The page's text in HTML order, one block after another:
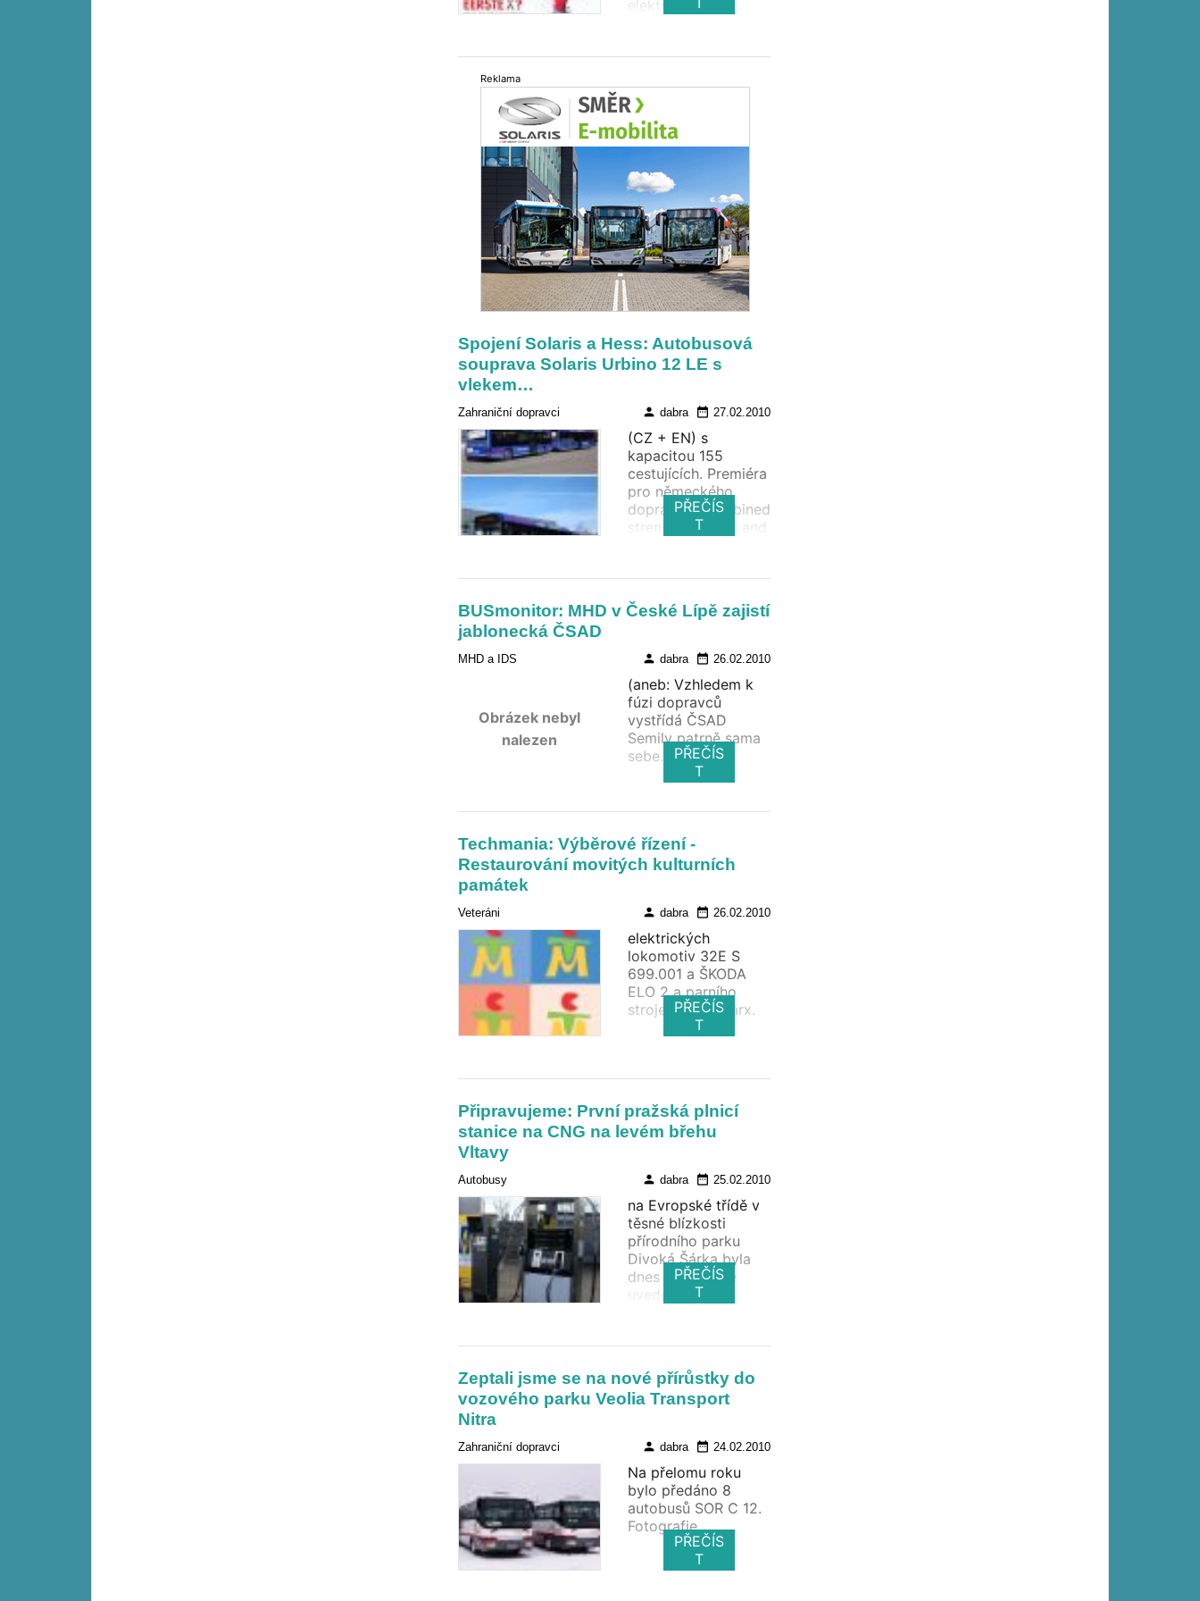
dodávku autobusů přímo pro
elektropohonem.
Reklama
Spojení Solaris a Hess: Autobusová
souprava Solaris Urbino 12 LE s
vlekem…
Zahraniční dopravci person dabra date_range 27.02.2010
(CZ + EN) s
kapacitou 155
cestujících. Premiéra
pro německého
dopravce.(Combined
strength: Solaris and
Verkehrsgesellschaft
Kirchweihtal)
PŘEČÍS
T
BUSmonitor: MHD v České Lípě zajistí
jablonecká ČSAD
MHD a IDS person dabra date_range 26.02.2010
Obrázek nebyl
nalezen
(aneb: Vzhledem k
fúzi dopravců
vystřídá ČSAD
Semily patrně sama
sebe.)
PŘEČÍS
T
Techmania: Výběrové řízení -
Restaurování movitých kulturních
památek
Veteráni person dabra date_range 26.02.2010
elektrických
lokomotiv 32E S
699.001 a ŠKODA
ELO 2 a parního
stroje Škoda Marx.
PŘEČÍS
T
Připravujeme: První pražská plnicí
stanice na CNG na levém břehu
Vltavy
Autobusy person dabra date_range 25.02.2010
na Evropské třídě v
těsné blízkosti
přírodního parku
Divoká Šárka byla
dnes slavnostně
uvedena do
PŘEČÍS
T
Zeptali jsme se na nové přírůstky do
vozového parku Veolia Transport
Nitra
Zahraniční dopravci person dabra date_range 24.02.2010
Na přelomu roku
bylo předáno 8
autobusů SOR C 12.
Fotografie.
PŘEČÍS
T